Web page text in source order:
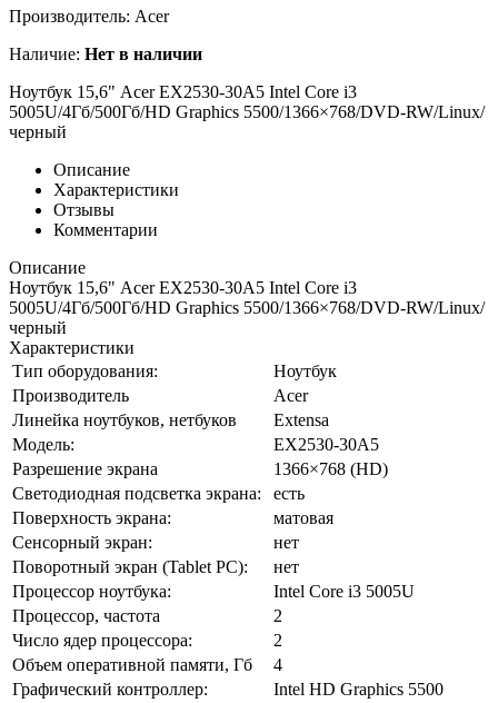
Производитель: Acer
Наличие: Нет в наличии
Ноутбук 15,6" Acer EX2530-30A5 Intel Core i3
5005U/4Гб/500Гб/HD Graphics 5500/1366×768/DVD-RW/Linux/
черный
Описание
Характеристики
Отзывы
Комментарии
Описание
Ноутбук 15,6" Acer EX2530-30A5 Intel Core i3
5005U/4Гб/500Гб/HD Graphics 5500/1366×768/DVD-RW/Linux/
черный
Характеристики
Тип оборудования:
Ноутбук
Производитель
Acer
Линейка ноутбуков, нетбуков
Extensa
Модель:
EX2530-30A5
Разрешение экрана
1366×768 (HD)
Светодиодная подсветка экрана:
есть
Поверхность экрана:
матовая
Сенсорный экран:
нет
Поворотный экран (Tablet PC):
нет
Процессор ноутбука:
Intel Core i3 5005U
Процессор, частота
2
Число ядер процессора:
2
Объем оперативной памяти, Гб
4
Графический контроллер:
Intel HD Graphics 5500